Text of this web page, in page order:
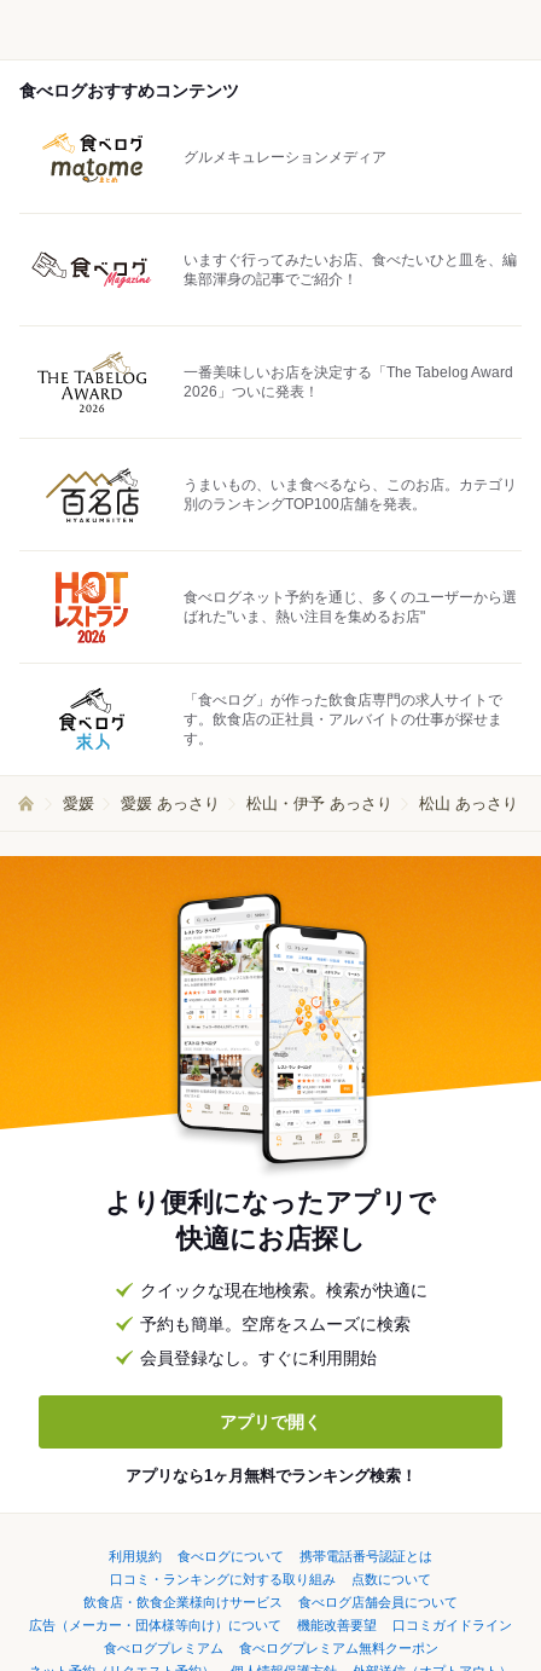
食べログおすすめコンテンツ
グルメキュレーションメディア
いますぐ行ってみたいお店、食べたいひと皿を、編
集部渾身の記事でご紹介！
一番美味しいお店を決定する「The Tabelog Award
2026」ついに発表！
うまいもの、いま食べるなら、このお店。カテゴリ
別のランキングTOP100店舗を発表。
食べログネット予約を通じ、多くのユーザーから選
ばれた"いま、熱い注目を集めるお店"
「食べログ」が作った飲食店専門の求人サイトで
す。飲食店の正社員・アルバイトの仕事が探せま
す。
愛媛 愛媛 あっさり 松山・伊予 あっさり 松山 あっさり
より便利になったアプリで
快適にお店探し
クイックな現在地検索。検索が快適に
予約も簡単。空席をスムーズに検索
会員登録なし。すぐに利用開始
アプリで開く
アプリなら1ヶ月無料でランキング検索！
利用規約 食べログについて
携帯電話番号認証とは
口コミ・ランキングに対する取り組み
点数について
飲食店・飲食企業様向けサービス
食べログ店舗会員について
広告（メーカー・団体様等向け）について
機能改善要望
口コミガイドライン
食べログプレミアム
食べログプレミアム無料クーポン